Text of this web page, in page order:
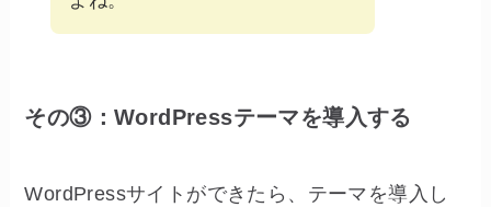
その③：WordPressテーマを導入する
WordPressサイトができたら、テーマを導入し